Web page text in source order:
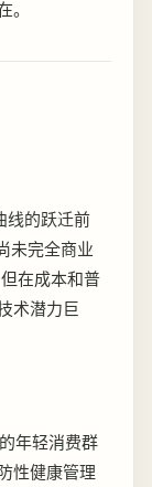
线的跃迁前
未完全商业
在成本和普
术潜力巨
年轻消费群
性健康管理